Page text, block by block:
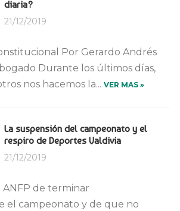
diaria?
21/12/2019
Por Gerardo Andrés
Durante los últimos días,
nos hacemos la... VER MAS »
La suspensión del campeonato y el
respiro de Deportes Valdivia
21/12/2019
ANFP de terminar
el campeonato y de que no